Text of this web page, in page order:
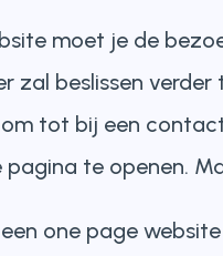
moet je de
zal beslissen
tot bij een
pagina te openen.
one page